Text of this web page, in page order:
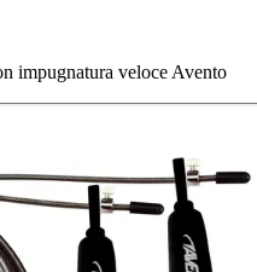
impugnatura veloce Avento